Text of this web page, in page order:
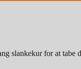
slankekur for at tabe